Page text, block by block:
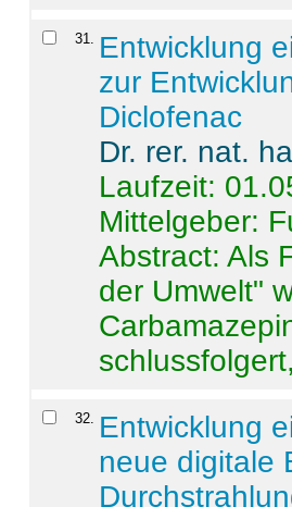
31. Entwicklung
zur
Diclofenac
Dr. rer. nat.
Laufzeit:
Mittelgeber:
Abstract:Als
der Umwelt"
32. Entwicklung
neue digitale